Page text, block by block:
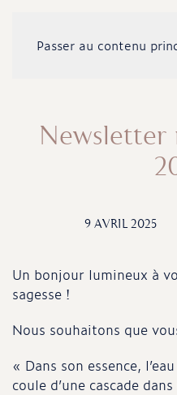
Passer au contenu
Newsletter
9 AVRIL 2025
Un bonjour lumineux à
sagesse !
Nous souhaitons que
« Dans son essence,
coule d’une cascade